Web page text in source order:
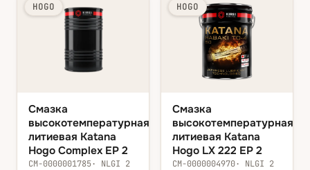
HOGO
Смазка
высокотемпературная
литиевая Katana
Hogo Complex EP 2
СМ-0000001785· NLGI 2
HOGO
Смазка
высокотемпературная
литиевая Katana
Hogo LX 222 EP 2
СМ-0000004970· NLGI 2